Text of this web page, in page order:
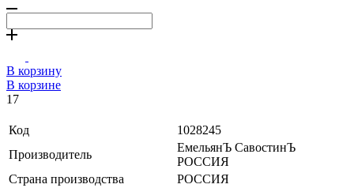
В корзину
В корзине
17
Код
1028245
Производитель
ЕмельянЪ СавостинЪ
РОССИЯ
Страна производства
РОССИЯ